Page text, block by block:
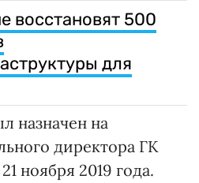
восстановят 500
для
назначен на
директора ГК
ноября 2019 года.